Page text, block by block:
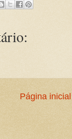
Página inicial